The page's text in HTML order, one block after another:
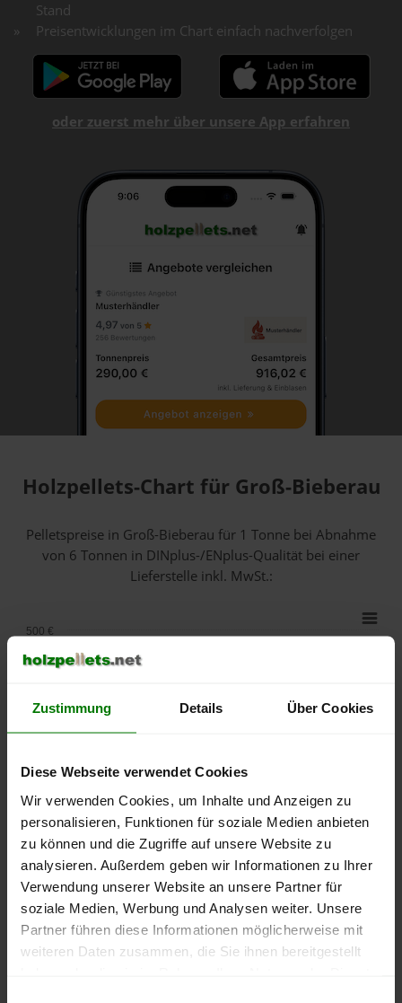
Zustimmung Details Über Cookies
Diese Webseite verwendet Cookies
Wir verwenden Cookies, um Inhalte und Anzeigen zu
personalisieren, Funktionen für soziale Medien anbieten
zu können und die Zugriffe auf unsere Website zu
analysieren. Außerdem geben wir Informationen zu Ihrer
Verwendung unserer Website an unsere Partner für
soziale Medien, Werbung und Analysen weiter. Unsere
Partner führen diese Informationen möglicherweise mit
weiteren Daten zusammen, die Sie ihnen bereitgestellt
Stand
Preisentwicklungen im Chart einfach nachverfolgen
oder zuerst mehr über unsere App erfahren
Holzpellets-Chart für Groß-Bieberau
Pelletspreise in Groß-Bieberau für 1 Tonne bei Abnahme
von 6 Tonnen in DINplus-/ENplus-Qualität bei einer
Lieferstelle inkl. MwSt.:
lose Ware Sackware
September
2025
Januar
2026
Mai
2026
300 €
350 €
400 €
500 €